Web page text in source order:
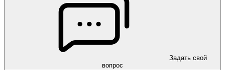
Задать свой
вопрос